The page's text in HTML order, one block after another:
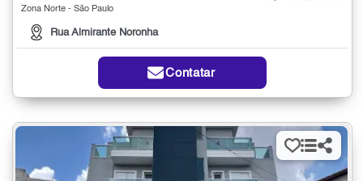
Zona Norte - São Paulo
Rua Almirante Noronha
Contatar